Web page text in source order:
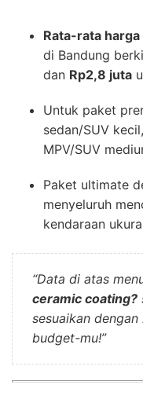
Rata-rata harga
di Bandung
dan Rp2,8 juta
Untuk paket
sedan/SUV
MPV/SUV
Paket ultimate
menyeluruh
kendaraan
“Data di atas
ceramic coating?
sesuaikan
budget-mu!”